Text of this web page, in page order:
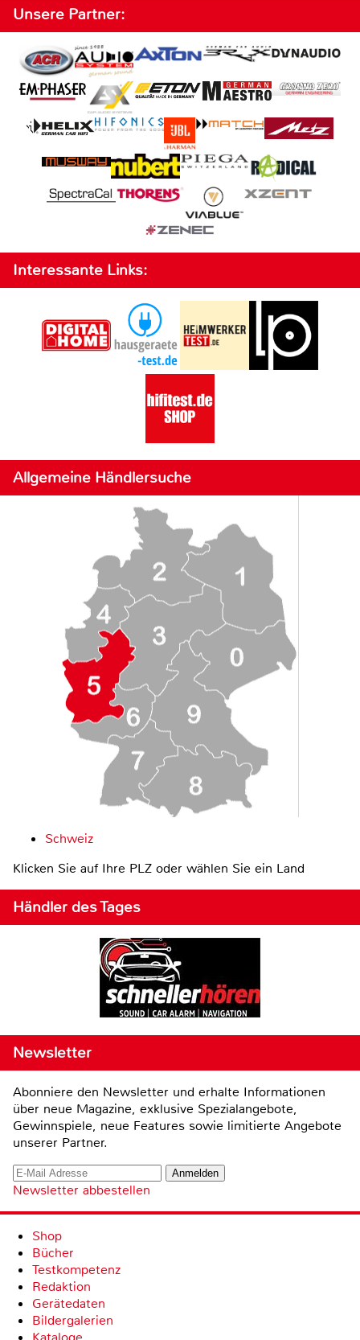
Unsere Partner:
Interessante Links:
Allgemeine Händlersuche
Schweiz
Klicken Sie auf Ihre PLZ oder wählen Sie ein Land
Händler des Tages
Newsletter
Abonniere den Newsletter und erhalte Informationen
über neue Magazine, exklusive Spezialangebote,
Gewinnspiele, neue Features sowie limitierte Angebote
unserer Partner.
Newsletter abbestellen
Shop
Bücher
Testkompetenz
Redaktion
Gerätedaten
Bildergalerien